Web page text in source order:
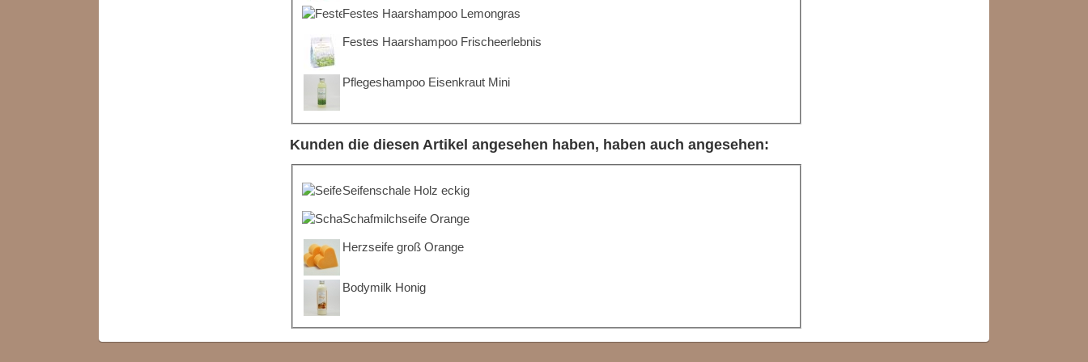
Festes Haarshampoo Lemongras
Festes Haarshampoo Frischeerlebnis
Pflegeshampoo Eisenkraut Mini
Kunden die diesen Artikel angesehen haben, haben auch angesehen:
Seifenschale Holz eckig
Schafmilchseife Orange
Herzseife groß Orange
Bodymilk Honig